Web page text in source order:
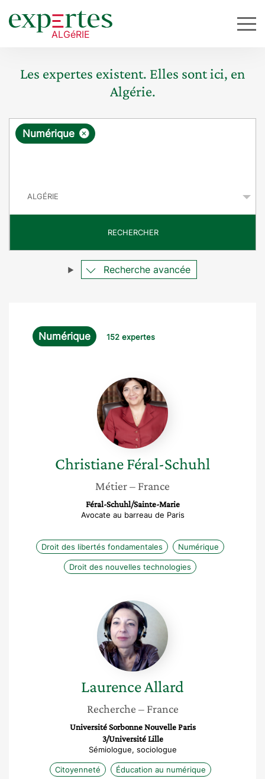
Les expertes existent. Elles sont ici, en
Algérie.
R
ê
e
×
Numérique
RECHERCHER
Recherche avancée
Numérique 152 expertes
Christiane
Féral-
Schuhl
ChristianeFéral-Schuhl
Métier– France
Féral-Schuhl/Sainte-Marie
Avocate au barreau de Paris
Droit des libertés fondamentales Numérique
Droit des nouvelles technologies
Laurence
Allard
LaurenceAllard
Recherche – France
Université Sorbonne Nouvelle Paris
3/Université Lille
Sémiologue, sociologue
Citoyenneté Éducation au numérique